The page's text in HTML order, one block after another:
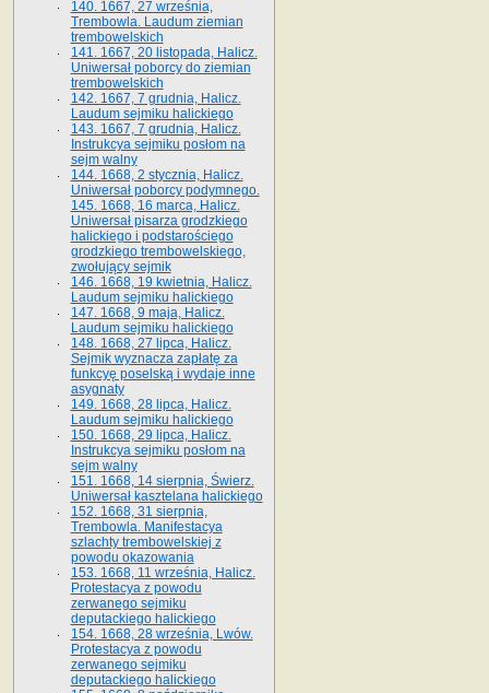
140. 1667, 27 września,
Trembowla. Laudum ziemian
trembowelskich
141. 1667, 20 listopada, Halicz.
Uniwersał poborcy do ziemian
trembowelskich
142. 1667, 7 grudnia, Halicz.
Laudum sejmiku halickiego
143. 1667, 7 grudnia, Halicz.
Instrukcya sejmiku posłom na
sejm walny
144. 1668, 2 stycznia, Halicz.
Uniwersał poborcy podymnego.
145. 1668, 16 marca, Halicz.
Uniwersał pisarza grodzkiego
halickiego i podstarościego
grodzkiego trembowelskiego,
zwołujący sejmik
146. 1668, 19 kwietnia, Halicz.
Laudum sejmiku halickiego
147. 1668, 9 maja, Halicz.
Laudum sejmiku halickiego
148. 1668, 27 lipca, Halicz.
Sejmik wyznacza zapłatę za
funkcyę poselską i wydaje inne
asygnaty
149. 1668, 28 lipca, Halicz.
Laudum sejmiku halickiego
150. 1668, 29 lipca, Halicz.
Instrukcya sejmiku posłom na
sejm walny
151. 1668, 14 sierpnia, Świerz.
Uniwersał kasztelana halickiego
152. 1668, 31 sierpnia,
Trembowla. Manifestacya
szlachty trembowelskiej z
powodu okazowania
153. 1668, 11 września, Halicz.
Protestacya z powodu
zerwanego sejmiku
deputackiego halickiego
154. 1668, 28 września, Lwów.
Protestacya z powodu
zerwanego sejmiku
deputackiego halickiego